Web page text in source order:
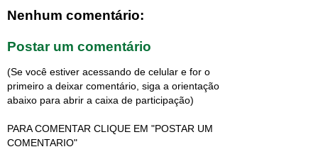
Nenhum comentário:
Postar um comentário
(Se você estiver acessando de celular e for o
primeiro a deixar comentário, siga a orientação
abaixo para abrir a caixa de participação)
PARA COMENTAR CLIQUE EM "POSTAR UM
COMENTARIO"